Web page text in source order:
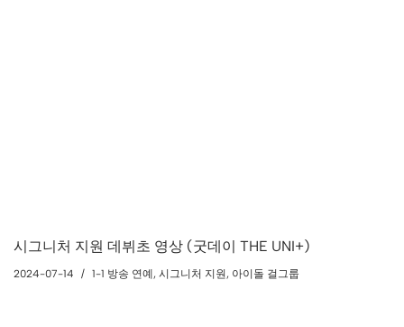
시그니처 지원 데뷔초 영상 (굿데이 THE UNI+)
2024-07-14 1-1 방송 연예, 시그니처 지원, 아이돌 걸그룹